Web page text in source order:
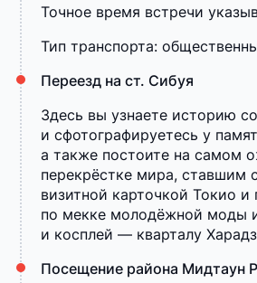
Точное время встречи
Тип транспорта:
Переезд на ст. Сибуя
Здесь вы узнаете историю
и сфотографируетесь у
а также постоите на самом
перекрёстке мира, ставшим
визитной карточкой Токио и
по мекке молодёжной моды
и косплей — кварталу
Посещение района Мидтаун